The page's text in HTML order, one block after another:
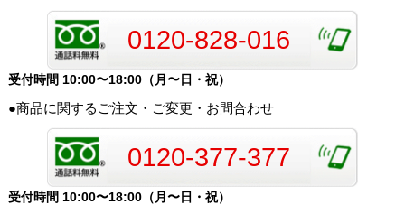
0120-828-016
受付時間 10:00〜18:00（月〜日・祝）
●商品に関するご注文・ご変更・お問合わせ
0120-377-377
受付時間 10:00〜18:00（月〜日・祝）